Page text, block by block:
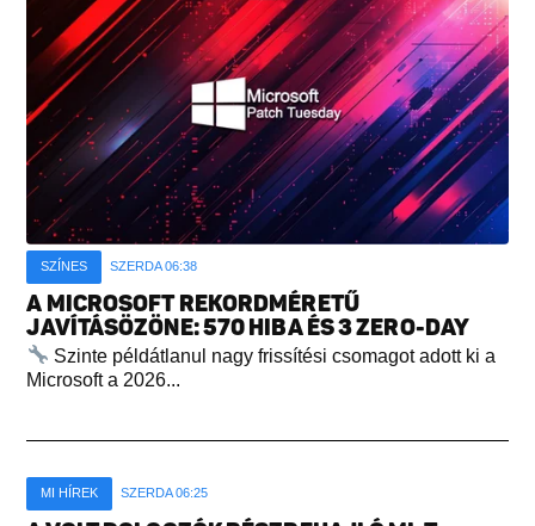
SZÍNES SZERDA 06:38
A MICROSOFT REKORDMÉRETŰ
JAVÍTÁSÖZÖNE: 570 HIBA ÉS 3 ZERO-DAY
Szinte példátlanul nagy frissítési csomagot adott ki a
Microsoft a 2026...
MI HÍREK SZERDA 06:25